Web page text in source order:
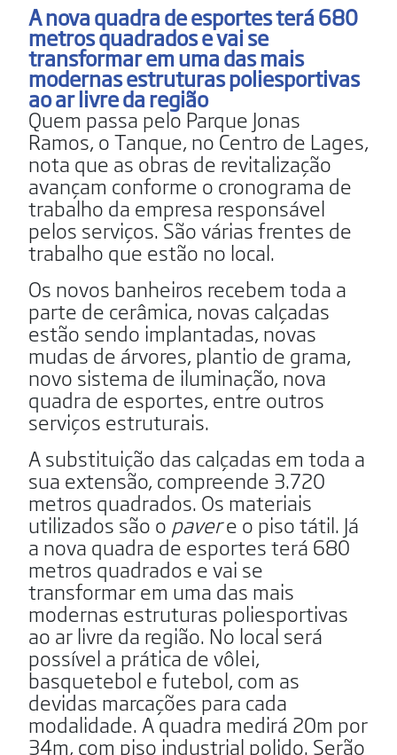
A nova quadra de esportes terá 680
metros quadrados e vai se
transformar em uma das mais
modernas estruturas poliesportivas
ao ar livre da região
Quem passa pelo Parque Jonas
Ramos, o Tanque, no Centro de Lages,
nota que as obras de revitalização
avançam conforme o cronograma de
trabalho da empresa responsável
pelos serviços. São várias frentes de
trabalho que estão no local.
Os novos banheiros recebem toda a
parte de cerâmica, novas calçadas
estão sendo implantadas, novas
mudas de árvores, plantio de grama,
novo sistema de iluminação, nova
quadra de esportes, entre outros
serviços estruturais.
A substituição das calçadas em toda a
sua extensão, compreende 3.720
metros quadrados. Os materiais
utilizados são o pavere o piso tátil. Já
a nova quadra de esportes terá 680
metros quadrados e vai se
transformar em uma das mais
modernas estruturas poliesportivas
ao ar livre da região. No local será
possível a prática de vôlei,
basquetebol e futebol, com as
devidas marcações para cada
modalidade. A quadra medirá 20m por
34m, com piso industrial polido. Serão